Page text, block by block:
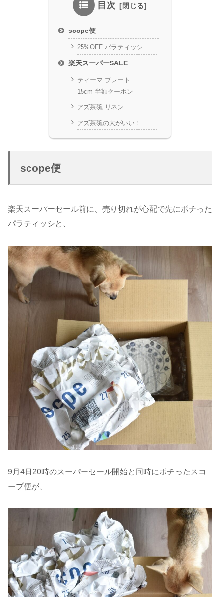
目次
scope便
25%OFF パラティッシ
楽天スーパーSALE
ティーマ プレート
15cm 半額クーポン
アズ茶碗 リネン
アズ茶碗の大がいい！
scope便
楽天スーパーセール前に、売り切れが心配で先にポチった
パラティッシと、
9月4日20時のスーパーセール開始と同時にポチったスコ
ープ便が、